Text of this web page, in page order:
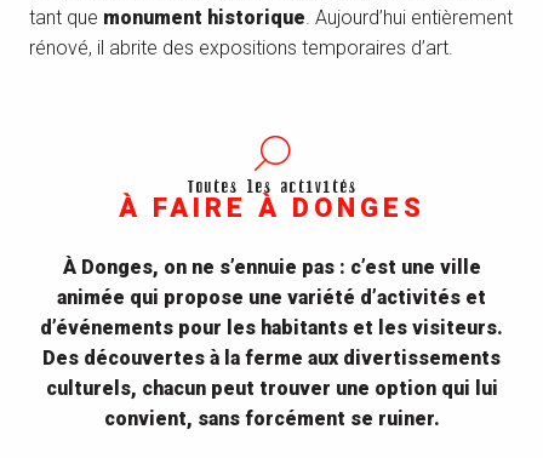
tant que monument historique. Aujourd’hui entièrement
rénové, il abrite des expositions temporaires d’art.
Toutes les activités
À FAIRE À DONGES
À Donges, on ne s’ennuie pas : c’est une ville
animée qui propose une variété d’activités et
d’événements pour les habitants et les visiteurs.
Des découvertes à la ferme aux divertissements
culturels, chacun peut trouver une option qui lui
convient, sans forcément se ruiner.